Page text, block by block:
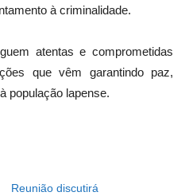
à criminalidade.
atentas e comprometidas
que vêm garantindo paz,
população lapense.
Reunião discutirá